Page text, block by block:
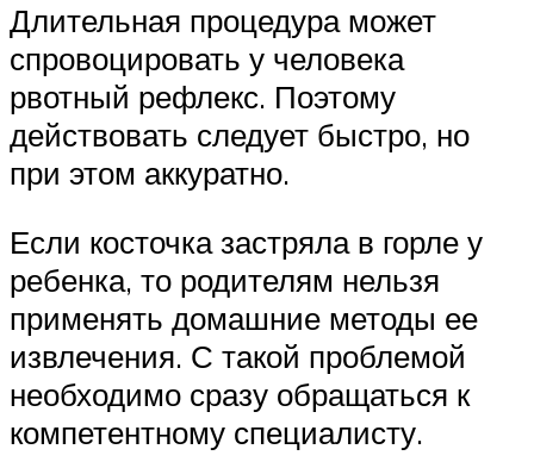
Длительная процедура может
спровоцировать у человека
рвотный рефлекс. Поэтому
действовать следует быстро, но
при этом аккуратно.
Если косточка застряла в горле у
ребенка, то родителям нельзя
применять домашние методы ее
извлечения. С такой проблемой
необходимо сразу обращаться к
компетентному специалисту.